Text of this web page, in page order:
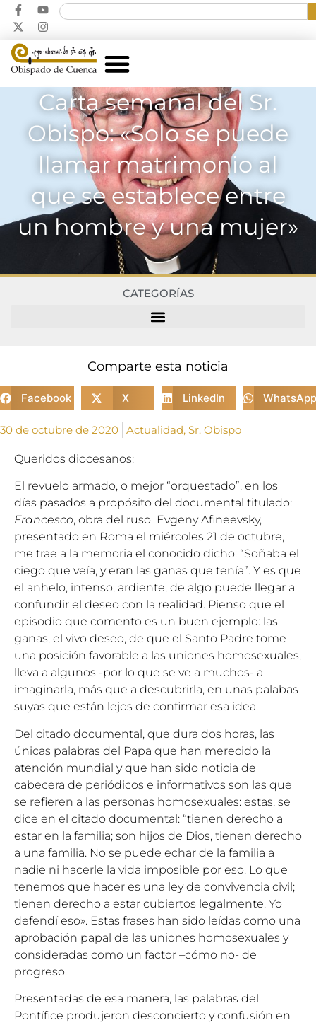
Carta semanal del Sr.
Obispo: «Solo se puede
llamar matrimonio al
que se establece entre
un hombre y una mujer»
CATEGORÍAS
Comparte esta noticia
Facebook X LinkedIn WhatsApp
30 de octubre de 2020 Actualidad, Sr. Obispo
Queridos diocesanos:
El revuelo armado, o mejor “orquestado”, en los
días pasados a propósito del documental titulado:
Francesco, obra del ruso Evgeny Afineevsky,
presentado en Roma el miércoles 21 de octubre,
me trae a la memoria el conocido dicho: “Soñaba el
ciego que veía, y eran las ganas que tenía”. Y es que
el anhelo, intenso, ardiente, de algo puede llegar a
confundir el deseo con la realidad. Pienso que el
episodio que comento es un buen ejemplo: las
ganas, el vivo deseo, de que el Santo Padre tome
una posición favorable a las uniones homosexuales,
lleva a algunos -por lo que se ve a muchos- a
imaginarla, más que a descubrirla, en unas palabas
suyas que están lejos de confirmar esa idea.
Del citado documental, que dura dos horas, las
únicas palabras del Papa que han merecido la
atención mundial y que han sido noticia de
cabecera de periódicos e informativos son las que
se refieren a las personas homosexuales: estas, se
dice en el citado documental: “tienen derecho a
estar en la familia; son hijos de Dios, tienen derecho
a una familia. No se puede echar de la familia a
nadie ni hacerle la vida imposible por eso. Lo que
tenemos que hacer es una ley de convivencia civil;
tienen derecho a estar cubiertos legalmente. Yo
defendí eso». Estas frases han sido leídas como una
aprobación papal de las uniones homosexuales y
consideradas como un factor –cómo no- de
progreso.
Presentadas de esa manera, las palabras del
Pontífice produjeron desconcierto y confusión en